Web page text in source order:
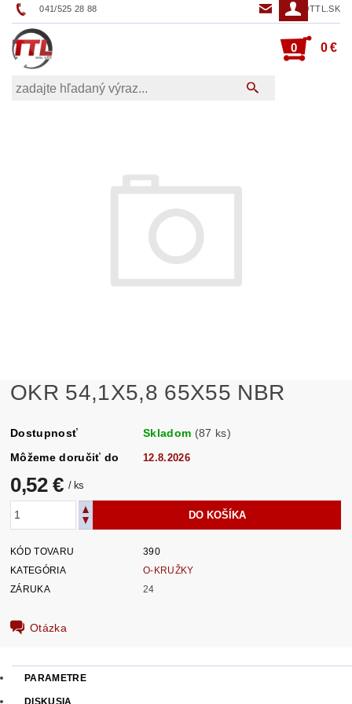
041/525 28 88 TTL@TTL.SK
0 0 €
OKR 54,1X5,8 65X55 NBR
Dostupnosť Skladom (87 ks)
Môžeme doručiť do
12.8.2026
0,52 € / ks
KÓD TOVARU
390
KATEGÓRIA
O-KRUŽKY
ZÁRUKA
24
Otázka
PARAMETRE
DISKUSIA